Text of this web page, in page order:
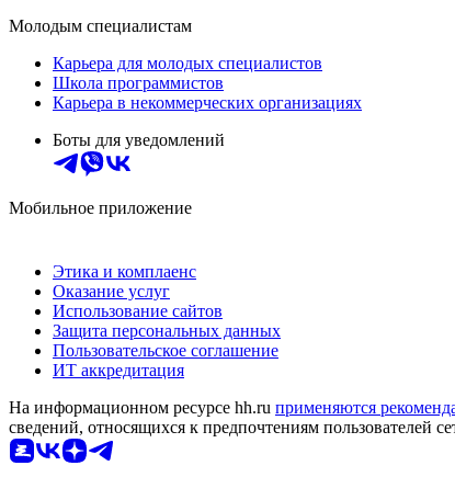
Молодым специалистам
Карьера для молодых специалистов
Школа программистов
Карьера в некоммерческих организациях
Боты для уведомлений
Мобильное приложение
Этика и комплаенс
Оказание услуг
Использование сайтов
Защита персональных данных
Пользовательское соглашение
ИТ аккредитация
На информационном ресурсе hh.ru применяются
сведений, относящихся к предпочтениям пользователей